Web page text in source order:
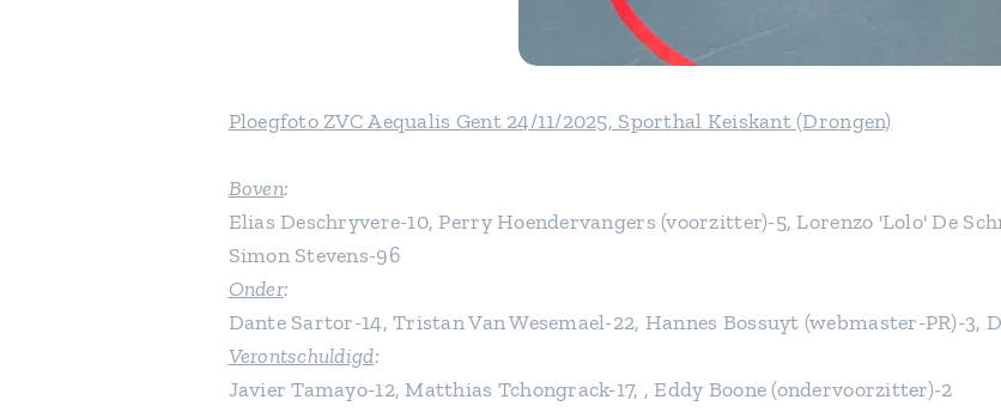
Ploegfoto ZVC Aequalis Gent 24/11/2025, Sporthal Keiskant (Drongen)
Boven:
Elias Deschryvere-10, Perry Hoendervangers (voorzitter)-5, Lorenzo 'Lolo' De
Simon Stevens-96
Onder:
Dante Sartor-14, Tristan Van Wesemael-22, Hannes Bossuyt (webmaster-PR)-3,
Verontschuldigd:
Javier Tamayo-12, Matthias Tchongrack-17, , Eddy Boone (ondervoorzitter)-2